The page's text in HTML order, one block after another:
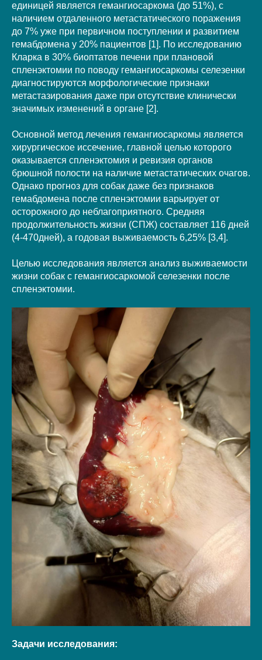
единицей является гемангиосаркома (до 51%), с
наличием отдаленного метастатического поражения
до 7% уже при первичном поступлении и развитием
гемабдомена у 20% пациентов [1]. По исследованию
Кларка в 30% биоптатов печени при плановой
спленэктомии по поводу гемангиосаркомы селезенки
диагностируются морфологические признаки
метастазирования даже при отсутствие клинически
значимых изменений в органе [2].
Основной метод лечения гемангиосаркомы является
хирургическое иссечение, главной целью которого
оказывается спленэктомия и ревизия органов
брюшной полости на наличие метастатических очагов.
Однако прогноз для собак даже без признаков
гемабдомена после спленэктомии варьирует от
осторожного до неблагоприятного. Средняя
продолжительность жизни (СПЖ) составляет 116 дней
(4-470дней), а годовая выживаемость 6,25% [3,4].
Целью исследования является анализ выживаемости
жизни собак с гемангиосаркомой селезенки после
спленэктомии.
Задачи исследования: